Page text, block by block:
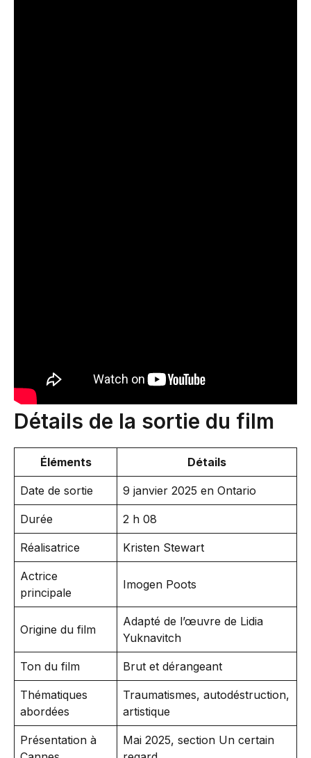
Détails de la sortie du film
Éléments Détails
Date de sortie 9 janvier 2025 en Ontario
Durée 2 h 08
Réalisatrice Kristen Stewart
Actrice
principale
Imogen Poots
Origine du film
Adapté de l’œuvre de Lidia
Yuknavitch
Ton du film Brut et dérangeant
Thématiques
abordées
Traumatismes, autodéstruction,
artistique
Présentation à
Mai 2025, section Un certain